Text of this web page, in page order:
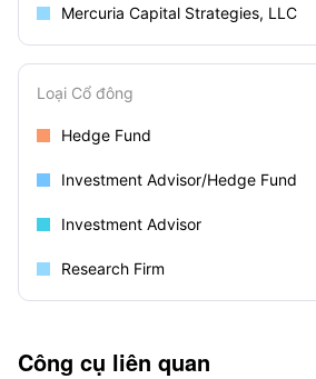
Mercuria Capital Strategies, LLC
Loại Cổ đông
Hedge Fund
Investment Advisor/Hedge Fund
Investment Advisor
Research Firm
Công cụ liên quan